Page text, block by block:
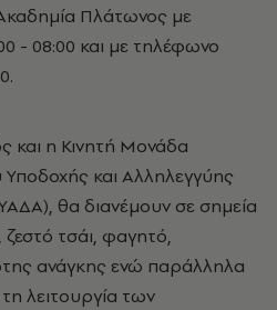
Πλάτωνος με
- 08:00 και με τηλέφωνο
και η Κινητή Μονάδα
και Αλληλεγγύης
θα διανέμουν σε σημεία
ζεστό τσάι, φαγητό,
ανάγκης ενώ παράλληλα
λειτουργία των